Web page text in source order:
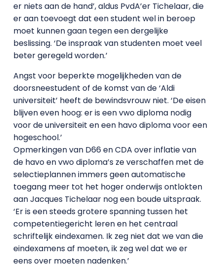
er niets aan de hand’, aldus PvdA’er Tichelaar, die
er aan toevoegt dat een student wel in beroep
moet kunnen gaan tegen een dergelijke
beslissing. ‘De inspraak van studenten moet veel
beter geregeld worden.’
Angst voor beperkte mogelijkheden van de
doorsneestudent of de komst van de ‘Aldi
universiteit’ heeft de bewindsvrouw niet. ‘De eisen
blijven even hoog: er is een vwo diploma nodig
voor de universiteit en een havo diploma voor een
hogeschool.’
Opmerkingen van D66 en CDA over inflatie van
de havo en vwo diploma’s ze verschaffen met de
selectieplannen immers geen automatische
toegang meer tot het hoger onderwijs ontlokten
aan Jacques Tichelaar nog een boude uitspraak.
‘Er is een steeds grotere spanning tussen het
competentiegericht leren en het centraal
schriftelijk eindexamen. Ik zeg niet dat we van die
eindexamens af moeten, ik zeg wel dat we er
eens over moeten nadenken.’